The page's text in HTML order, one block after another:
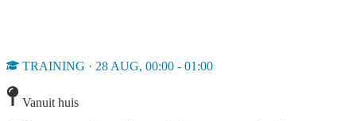
TRAINING · 28 AUG, 00:00 - 01:00
Vanuit huis